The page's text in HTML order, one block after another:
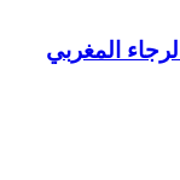
المغربي